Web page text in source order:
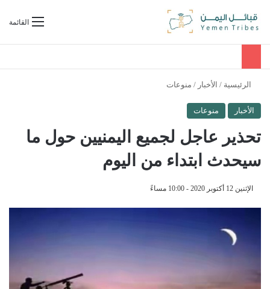
القائمةبحث عن
الرئيسية / الأخبار / منوعات
الأخبار منوعات
تحذير عاجل لجميع اليمنيين حول ما
سيحدث ابتداء من اليوم
الإثنين 12 أكتوبر 2020 - 10:00 مساءً